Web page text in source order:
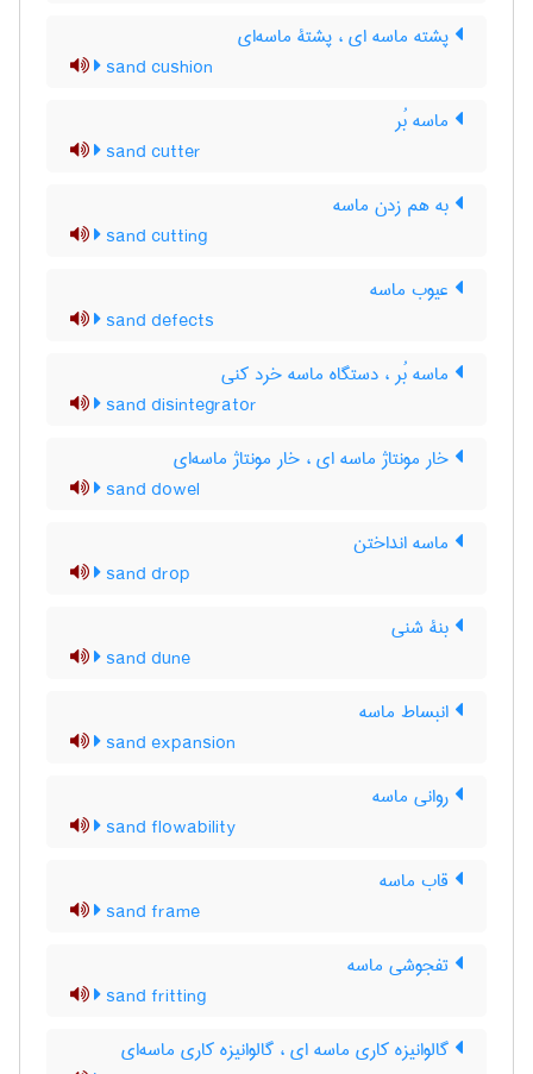
پشته ماسه ای ، پشتۀ ماسه‌ای
sand cushion
ماسه بُر
sand cutter
به هم زدن ماسه
sand cutting
عیوب ماسه
sand defects
ماسه بُر ، دستگاه ماسه خرد کنی
sand disintegrator
خار مونتاژ ماسه ای ، خار مونتاژ ماسه‌ای
sand dowel
ماسه انداختن
sand drop
بنۀ شنی
sand dune
انبساط ماسه
sand expansion
روانی ماسه
sand flowability
قاب ماسه
sand frame
تفجوشی ماسه
sand fritting
گالوانیزه کاری ماسه ای ، گالوانیزه کاری ماسه‌ای